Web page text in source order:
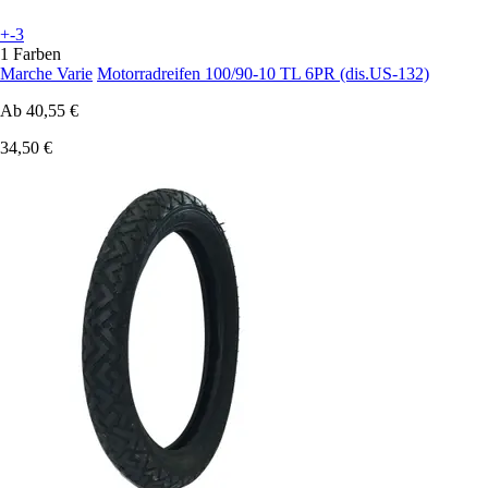
+-3
1 Farben
Marche Varie Motorradreifen 100/90-10 TL 6PR (dis.US-132)
Ab 40,55 €
34,50 €